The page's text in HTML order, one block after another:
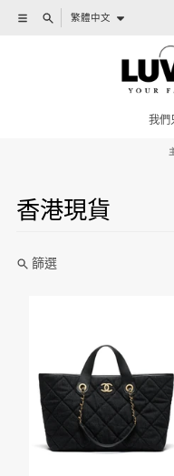
目錄 搜索 語言
繁體中文
我們
香港現貨
篩選